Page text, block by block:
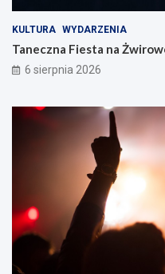
KULTURA WYDARZENIA
Taneczna Fiesta na
6 sierpnia 2026